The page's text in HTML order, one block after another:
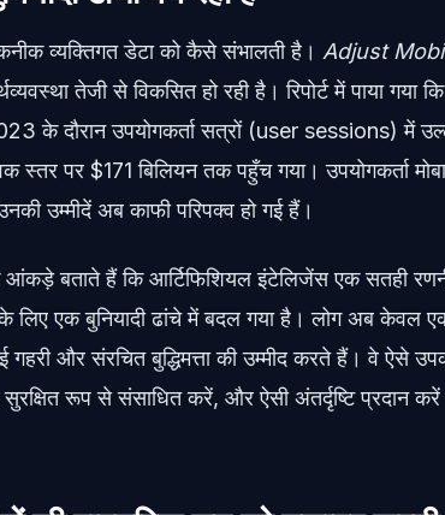
व्यक्तिगत डेटा को कैसे संभालती है। Adjust
तेजी से विकसित हो रही है। रिपोर्ट में पाया गया
के दौरान उपयोगकर्ता सत्रों (user sessions) में
स्तर पर $171 बिलियन तक पहुँच गया। उपयोगकर्ता
उम्मीदें अब काफी परिपक्व हो गई हैं।
आंकड़े बताते हैं कि आर्टिफिशियल इंटेलिजेंस एक सतही
एक बुनियादी ढांचे में बदल गया है। लोग अब केवल
गहरी और संरचित बुद्धिमत्ता की उम्मीद करते हैं। वे ऐसे
रूप से संसाधित करें, और ऐसी अंतर्दृष्टि प्रदान करें